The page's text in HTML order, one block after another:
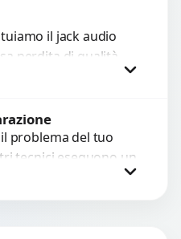
il jack audio
perdita di qualità
di collegare cuffie
problema del tuo
tecnici eseguono un
con strumenti